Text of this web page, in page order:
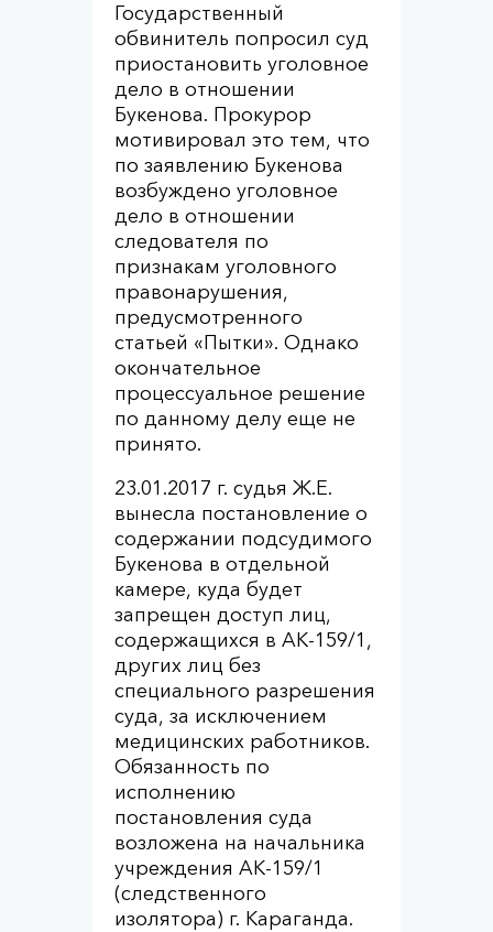
Государственный
обвинитель попросил суд
приостановить уголовное
дело в отношении
Букенова. Прокурор
мотивировал это тем, что
по заявлению Букенова
возбуждено уголовное
дело в отношении
следователя по
признакам уголовного
правонарушения,
предусмотренного
статьей «Пытки». Однако
окончательное
процессуальное решение
по данному делу еще не
принято.
23.01.2017 г. судья Ж.Е.
вынесла постановление о
содержании подсудимого
Букенова в отдельной
камере, куда будет
запрещен доступ лиц,
содержащихся в АК-159/1,
других лиц без
специального разрешения
суда, за исключением
медицинских работников.
Обязанность по
исполнению
постановления суда
возложена на начальника
учреждения АК-159/1
(следственного
изолятора) г. Караганда.